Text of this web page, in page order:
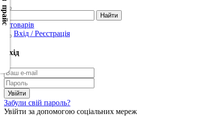
0 товарів
Вхід / Реєстрація
Вхід
Забули свій пароль?
Увійти за допомогою соціальних мереж
XML
(Опт)
CSV
Скачать
CSV
(Опт)